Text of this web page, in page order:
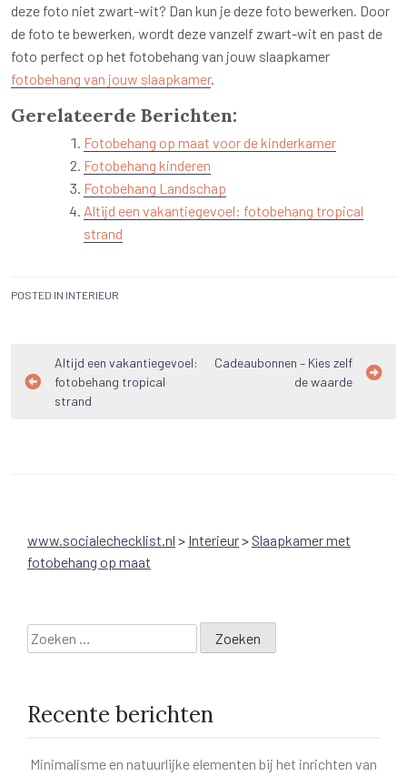
deze foto niet zwart-wit? Dan kun je deze foto bewerken. Door
de foto te bewerken, wordt deze vanzelf zwart-wit en past de
foto perfect op het fotobehang van jouw slaapkamer
fotobehang van jouw slaapkamer.
Gerelateerde Berichten:
Fotobehang op maat voor de kinderkamer
Fotobehang kinderen
Fotobehang Landschap
Altijd een vakantiegevoel: fotobehang tropical
strand
POSTED IN INTERIEUR
Bericht
navigatie
Altijd een vakantiegevoel:
fotobehang tropical
strand
Cadeaubonnen – Kies zelf
de waarde
www.socialechecklist.nl > Interieur> Slaapkamer met
fotobehang op maat
Zoeken
naar:
Recente berichten
Minimalisme en natuurlijke elementen bij het inrichten van